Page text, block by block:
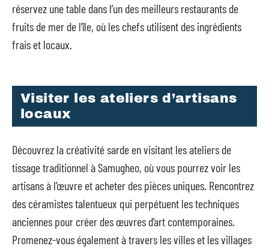
réservez une table dans l’un des meilleurs restaurants de
fruits de mer de l’île, où les chefs utilisent des ingrédients
frais et locaux.
Visiter les ateliers d’artisans
locaux
Découvrez la créativité sarde en visitant les ateliers de
tissage traditionnel à Samugheo, où vous pourrez voir les
artisans à l’œuvre et acheter des pièces uniques. Rencontrez
des céramistes talentueux qui perpétuent les techniques
anciennes pour créer des œuvres d’art contemporaines.
Promenez-vous également à travers les villes et les villages